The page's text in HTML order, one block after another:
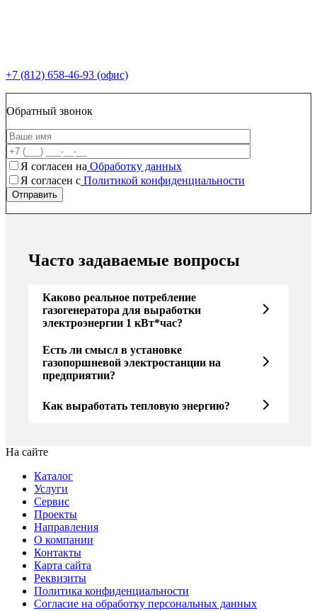
+7 (812) 658-46-93 (офис)
Обратный звонок
Я согласен на Обработку данных
Я согласен c Политикой конфиденциальности
Часто задаваемые вопросы
Каково реальное потребление
газогенератора для выработки
электроэнергии 1 кВт*час?
Есть ли смысл в установке
газопоршневой электростанции на
предприятии?
Как выработать тепловую энергию?
На сайте
Каталог
Услуги
Сервис
Проекты
Направления
О компании
Контакты
Карта сайта
Реквизиты
Политика конфиденциальности
Согласие на обработку персональных данных